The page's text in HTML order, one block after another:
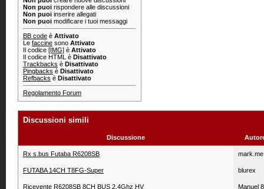
Non puoi rispondere alle discussioni
Non puoi inserire allegati
Non puoi modificare i tuoi messaggi
BB code è Attivato
Le faccine sono Attivato
Il codice [IMG] è Attivato
Il codice HTML è Disattivato
Trackbacks è Disattivato
Pingbacks è Disattivato
Refbacks è Disattivato
Regolamento Forum
Discussioni simili
Discussione
Rx s.bus Futaba R6208SB mark.me
FUTABA 14CH T8FG-Super blurex
Ricevente R6208SB 8CH BUS 2,4Ghz HV Manuel